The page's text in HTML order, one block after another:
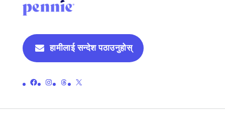
हामीलाई सन्देश पठाउनुहोस्
पेनीको आधिकारिक फेसबुक पेजको लिङ्क गर्नुहोस्पेनीको आधिकारिक इन्स्टाग्राम पृष्ठको लिङ्क गर्नुहोस्पेनीको आधिकारिक थ्रेड पृष्ठमा लिङ्क गर्नुहोस्पेनीको आधिकारिक एक्स (पहिले ट्विटर) पृष्ठमा लिङ्क गर्नुहोस्